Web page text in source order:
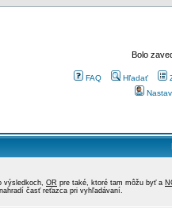
Bolo
FAQ Hľadať
výsledkoch, OR pre také, ktoré tam môžu byť a
časť reťazca pri vyhľadávaní.